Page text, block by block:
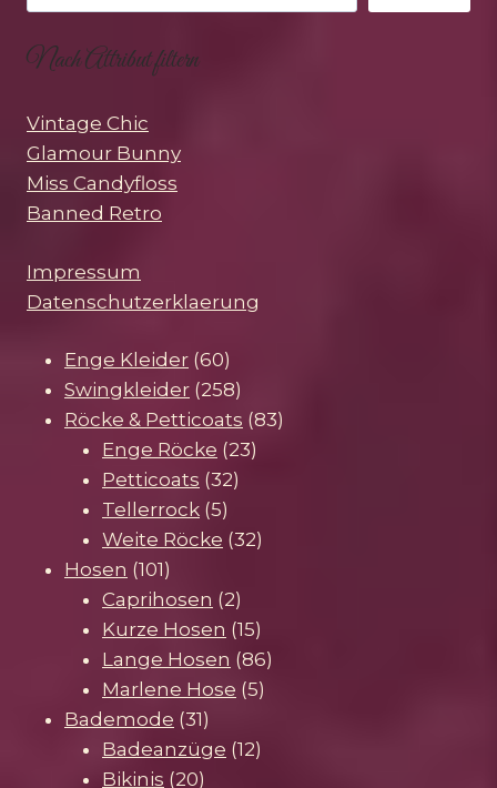
Nach Attribut filtern
Vintage Chic
Glamour Bunny
Miss Candyfloss
Banned Retro
Impressum
Datenschutzerklaerung
Enge Kleider 6060
Produkte
Swingkleider 258258
Produkte
Röcke & Petticoats 8383
Enge Röcke 2323
Petticoats 3232
Tellerrock 55
Produkte
Weite Röcke 3232
Hosen 101101
Produkte
Caprihosen 22
Produkte
Kurze Hosen 1515
Produkte
Lange Hosen 8686
Marlene Hose 55
Bademode 3131
Produkte
Badeanzüge 1212
Bikinis 2020